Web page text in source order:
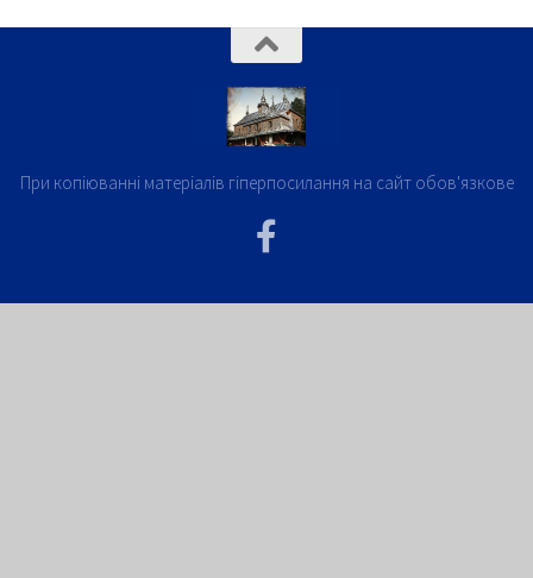
При копіюванні матеріалів гіперпосилання на сайт обов'язкове